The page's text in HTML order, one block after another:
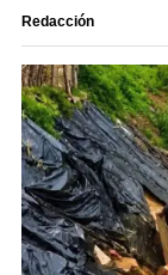
Redacción